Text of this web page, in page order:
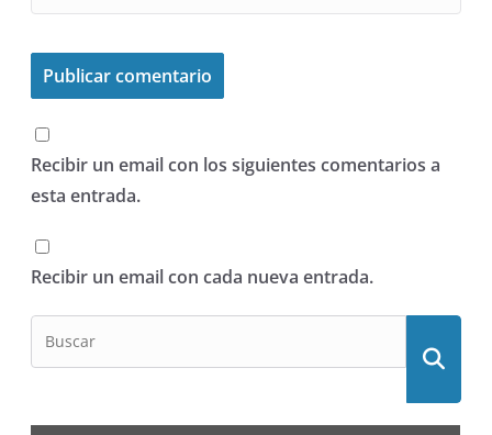
Recibir un email con los siguientes comentarios a
esta entrada.
Recibir un email con cada nueva entrada.